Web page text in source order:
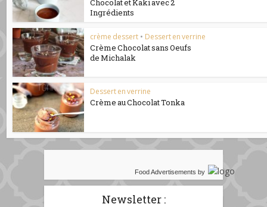
Chocolat et Kaki avec 2
Ingrédients
crème dessert • Dessert en verrine
Crème Chocolat sans Oeufs
de Michalak
Dessert en verrine
Crème au Chocolat Tonka
Food Advertisements by
Newsletter :